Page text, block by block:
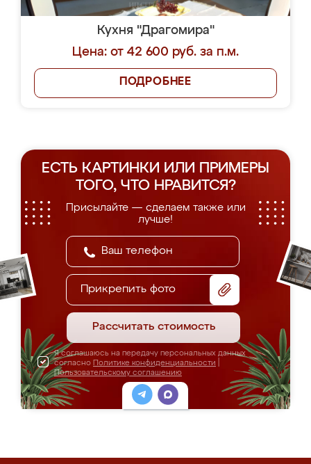
Кухня "Драгомира"
Цена: от 42 600 руб. за п.м.
ПОДРОБНЕЕ
ЕСТЬ КАРТИНКИ ИЛИ ПРИМЕРЫ
ТОГО, ЧТО НРАВИТСЯ?
Присылайте — сделаем также или
лучше!
Прикрепить фото
Рассчитать стоимость
Я соглашаюсь на передачу персональных данных
согласно Политике конфиденциальности
Пользовательскому соглашению